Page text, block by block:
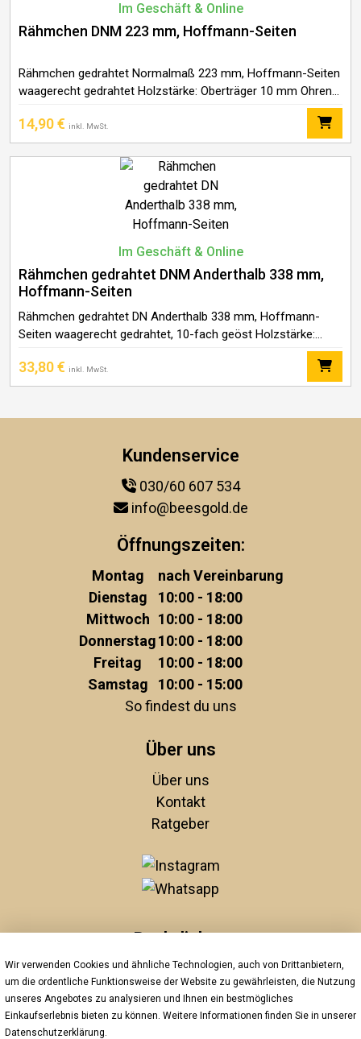
Im Geschäft & Online
Rähmchen DNM 223 mm, Hoffmann-Seiten
Rähmchen gedrahtet Normalmaß 223 mm, Hoffmann-Seiten
waagerecht gedrahtet Holzstärke: Oberträger 10 mm Ohren
auf 8 mm abgesetzt Länge: Oberträger 394 mm / Unterträger
370 mm Höhe: 223 mm 10er Set.
14,90€ inkl. MwSt.
Im Geschäft & Online
Rähmchen gedrahtet DNM Anderthalb 338 mm,
Hoffmann-Seiten
Rähmchen gedrahtet DN Anderthalb 338 mm, Hoffmann-
Seiten waagerecht gedrahtet, 10-fach geöst Holzstärke:
Seitenteile und Unterträger 8 mm Länge: Oberträger 394
33,80€ inkl. MwSt.
Kundenservice
030/60 607 534
info@beesgold.de
Öffnungszeiten:
Montag
nach Vereinbarung
Dienstag
10:00 - 18:00
Mittwoch 10:00 - 18:00
Donnerstag10:00 - 18:00
Freitag
10:00 - 18:00
Samstag
10:00 - 15:00
So findest du uns
Über uns
Über uns
Kontakt
Ratgeber
Rechtliches
Unsere AGBs
Impressum
Datenschutz
Wir verwenden Cookies und ähnliche Technologien, auch von Drittanbietern,
um die ordentliche Funktionsweise der Website zu gewährleisten, die Nutzung
unseres Angebotes zu analysieren und Ihnen ein bestmögliches
Einkaufserlebnis bieten zu können. Weitere Informationen finden Sie in unserer
Datenschutzerklärung.